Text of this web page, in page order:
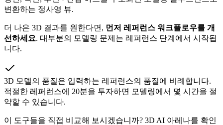
변환하는 정사영 뷰.
더 나은 3D 결과를 원한다면, 먼저 레퍼런스 워크플로우를 개
선하세요. 대부분의 모델링 문제는 레퍼런스 단계에서 시작됩
니다.
3D 모델의 품질은 입력하는 레퍼런스의 품질에 비례합니다.
적절한 레퍼런스에 20분을 투자하면 모델링에서 몇 시간을 절
약할 수 있습니다.
이 도구들을 직접 비교해 보시겠습니까? 3D AI 아레나를 확인